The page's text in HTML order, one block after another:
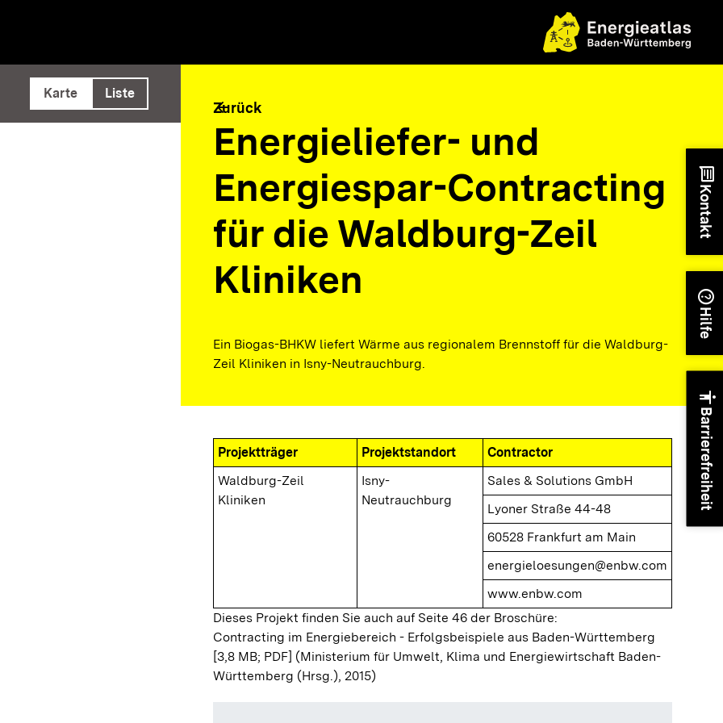
ausführen
Karte Liste
arrow_back
Zurück
Energieliefer- und
Energiespar-Contracting
für die Waldburg-Zeil
Kliniken
Ein Biogas-BHKW liefert Wärme aus regionalem Brennstoff für die Waldburg-
Zeil Kliniken in Isny-Neutrauchburg.
Projektträger Projektstandort
Contractor
Waldburg-Zeil
Kliniken
Isny-
Neutrauchburg
Sales & Solutions GmbH
Lyoner Straße 44-48
60528 Frankfurt am Main
energieloesungen@enbw.com
www.enbw.com
Dieses Projekt finden Sie auch auf Seite 46 der Broschüre:
Contracting im Energiebereich - Erfolgsbeispiele aus Baden-Württemberg
[3,8 MB; PDF] (Ministerium für Umwelt, Klima und Energiewirtschaft Baden-
Württemberg (Hrsg.), 2015)
chat
Kontakt
help
Hilfe
accessibility
Barrierefreiheit